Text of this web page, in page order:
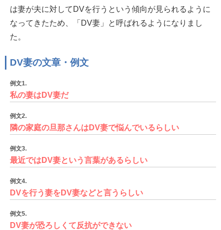
は妻が夫に対してDVを行うという傾向が見られるように
なってきたため、「DV妻」と呼ばれるようになりまし
た。
DV妻の文章・例文
例文1.
私の妻はDV妻だ
例文2.
隣の家庭の旦那さんはDV妻で悩んでいるらしい
例文3.
最近ではDV妻という言葉があるらしい
例文4.
DVを行う妻をDV妻などと言うらしい
例文5.
DV妻が恐ろしくて反抗ができない